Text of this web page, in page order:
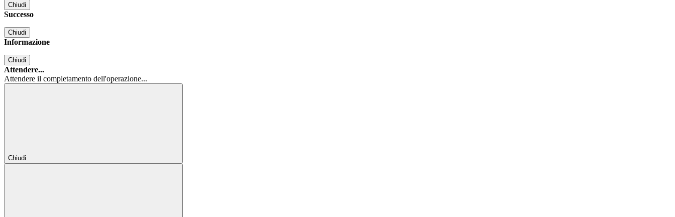
Chiudi
Successo
Chiudi
Informazione
Chiudi
Attendere...
Attendere il completamento dell'operazione...
Chiudi